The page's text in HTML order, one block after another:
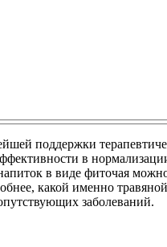
поддержки
в
в виде фиточая
какой именно
заболеваний.